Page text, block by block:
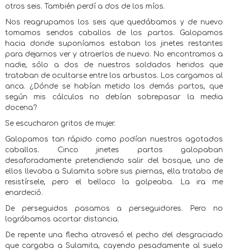
otros seis. También perdí a dos de los míos.
Nos reagrupamos los seis que quedábamos y de nuevo
tomamos sendos caballos de los partos. Galopamos
hacia donde suponíamos estaban los jinetes restantes
para dejarnos ver y atraerlos de nuevo. No encontramos a
nadie, sólo a dos de nuestros soldados heridos que
trataban de ocultarse entre los arbustos. Los cargamos al
anca. ¿Dónde se habían metido los demás partos, que
según mis cálculos no debían sobrepasar la media
docena?
Se escucharon gritos de mujer.
Galopamos tan rápido como podían nuestros agotados
caballos. Cinco jinetes partos galopaban
desaforadamente pretendiendo salir del bosque, uno de
ellos llevaba a Sulamita sobre sus piernas, ella trataba de
resistírsele, pero el bellaco la golpeaba. La ira me
enardeció.
De perseguidos pasamos a perseguidores. Pero no
lográbamos acortar distancia.
De repente una flecha atravesó el pecho del desgraciado
que cargaba a Sulamita, cayendo pesadamente al suelo